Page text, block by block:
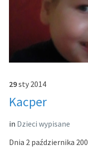
29sty 2014
Kacper
in Dzieci wypisane
Dnia 2 października